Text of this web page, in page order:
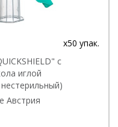
x50 упак.
с
иглой
Австрия